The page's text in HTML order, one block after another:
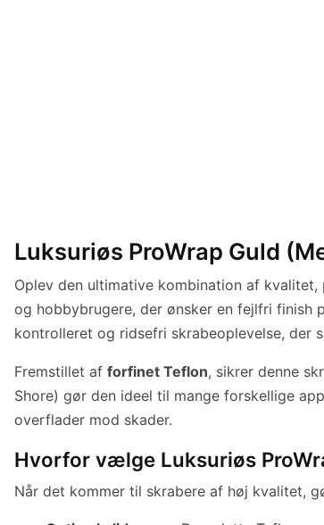
Luksuriøs ProWrap Guld
Oplev den ultimative kombination af
og hobbybrugere, der ønsker en fejlfri finish
kontrolleret og ridsefri skrabeoplevelse,
Fremstillet af forfinet Teflon, sikrer denne
Shore) gør den ideel til mange forskellige
overflader mod skader.
Hvorfor vælge Luksuriøs
Når det kommer til skrabere af høj kvalitet,